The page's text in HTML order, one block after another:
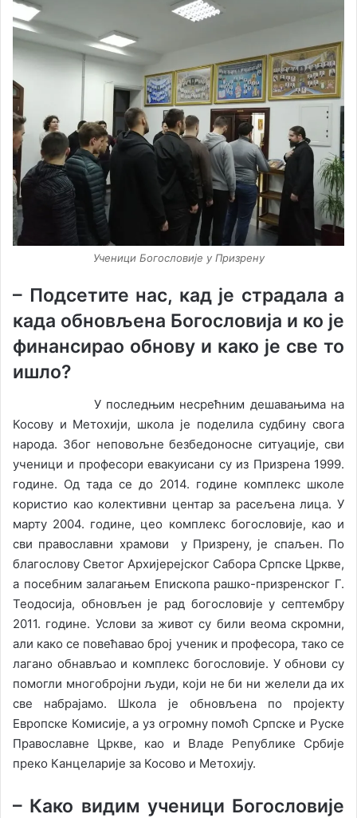
Ученици Богословије у Призрену
– Подсетите нас, кад је страдала а
када обновљена Богословија и ко је
финансирао обнову и како је све то
ишло?
У последњим несрећним дешавањима на
Косову и Метохији, школа је поделила судбину свога
народа. Због неповољне безбедоносне ситуације, сви
ученици и професори евакуисани су из Призрена 1999.
године. Од тада се до 2014. године комплекс школе
користио као колективни центар за расељена лица. У
марту 2004. године, цео комплекс богословије, као и
сви православни храмови у Призрену, је спаљен. По
благослову Светог Архијерејског Сабора Српске Цркве,
а посебним залагањем Епископа рашко-призренског Г.
Теодосија, обновљен је рад богословије у септембру
2011. године. Услови за живот су били веома скромни,
али како се повећавао број ученик и професора, тако се
лагано обнављао и комплекс богословије. У обнови су
помогли многобројни људи, који не би ни желели да их
све набрајамо. Школа је обновљена по пројекту
Европске Комисије, а уз огромну помоћ Српске и Руске
Православне Цркве, као и Владе Републике Србије
преко Канцеларије за Косово и Метохију.
– Како видим ученици Богословије